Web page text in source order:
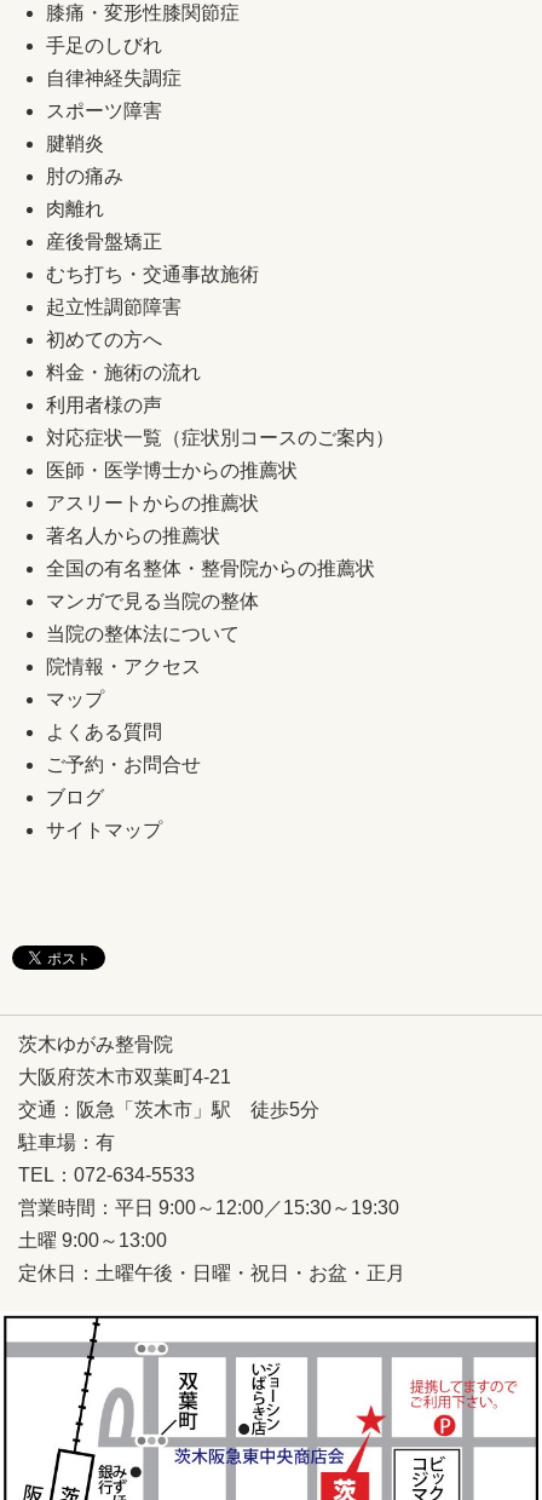
膝痛・変形性膝関節症
手足のしびれ
自律神経失調症
スポーツ障害
腱鞘炎
肘の痛み
肉離れ
産後骨盤矯正
むち打ち・交通事故施術
起立性調節障害
初めての方へ
料金・施術の流れ
利用者様の声
対応症状一覧（症状別コースのご案内）
医師・医学博士からの推薦状
アスリートからの推薦状
著名人からの推薦状
全国の有名整体・整骨院からの推薦状
マンガで見る当院の整体
当院の整体法について
院情報・アクセス
マップ
よくある質問
ご予約・お問合せ
ブログ
サイトマップ
茨木ゆがみ整骨院
大阪府茨木市双葉町4-21
交通：阪急「茨木市」駅 徒歩5分
駐車場：有
TEL：072-634-5533
営業時間：平日 9:00～12:00／15:30～19:30
土曜 9:00～13:00
定休日：土曜午後・日曜・祝日・お盆・正月